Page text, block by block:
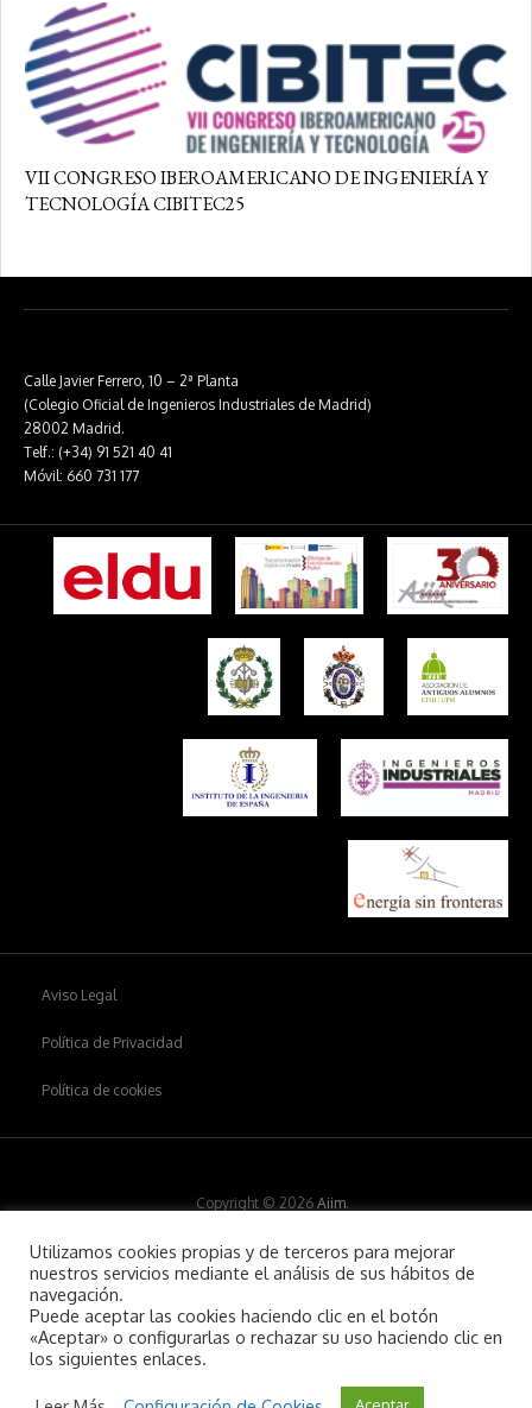
VII CONGRESO IBEROAMERICANO DE INGENIERÍA Y
TECNOLOGÍA CIBITEC25
Calle Javier Ferrero, 10 – 2ª Planta
(Colegio Oficial de Ingenieros Industriales de Madrid)
28002 Madrid.
Telf.: (+34) 91 521 40 41
Móvil: 660 731 177
Aviso Legal
Política de Privacidad
Política de cookies
Copyright © 2026 Aiim.
Utilizamos cookies propias y de terceros para mejorar
nuestros servicios mediante el análisis de sus hábitos de
navegación.
Puede aceptar las cookies haciendo clic en el botón
«Aceptar» o configurarlas o rechazar su uso haciendo clic en
los siguientes enlaces.